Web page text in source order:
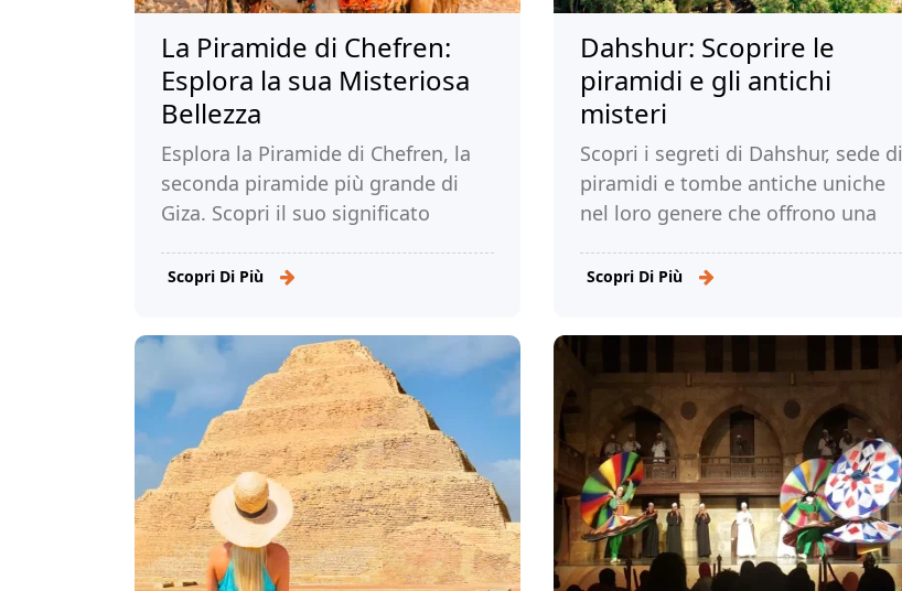
La Piramide di Chefren:
Esplora la sua Misteriosa
Bellezza
Esplora la Piramide di Chefren, la
seconda piramide più grande di
Giza. Scopri il suo significato
costruirono.
Scopri Di Più
Dahshur: Scoprire le
piramidi e gli antichi
misteri
Scopri i segreti di Dahshur, sede di
piramidi e tombe antiche uniche
nel loro genere che offrono una
meraviglie dell'Antico Egitto.
Scopri Di Più